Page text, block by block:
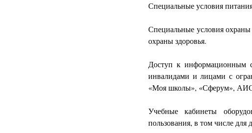
Специальные условия
Специальные условия
охраны здоровья.
Доступ к информационным
инвалидами и лицами с
«Моя школы», «Сферум», АИС
Учебные кабинеты
пользования, в том числе